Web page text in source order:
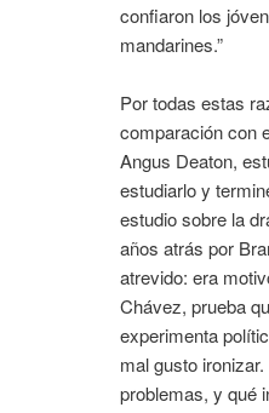
confiaron los
mandarines.”
Por todas estas
comparación con
Angus Deaton,
estudiarlo y
estudio sobre la
años atrás por
atrevido: era
Chávez, prueba
experimenta
mal gusto
problemas, y qué